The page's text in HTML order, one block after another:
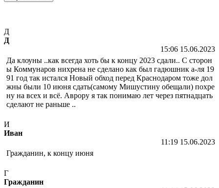
Д
Д
15:06 15.06.2023
Да клоуны ..как всегда хоть бы к концу 2023 сдали.. С сторон
ы Коммунаров нихрена не сделано как был гадюшник а-ля 19
91 год так истался Новый обход перед Краснодаром тоже дол
жны были 10 июня сдать(самому Мишустину обещали) похре
ну на всех и всё. Аврору я так понимаю лет через пятнадцать
сделают не раньше ..
И
Иван
11:19 15.06.2023
Гражданин, к концу июня
Г
Гражданин